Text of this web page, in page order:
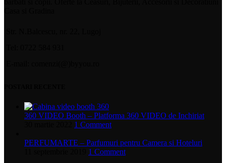
360 VIDEO Booth – Platforma 360 VIDEO de Inchiriat
1 Comment
PERFUMARTE – Parfumuri pentru Camera si Hoteluri
1 Comment